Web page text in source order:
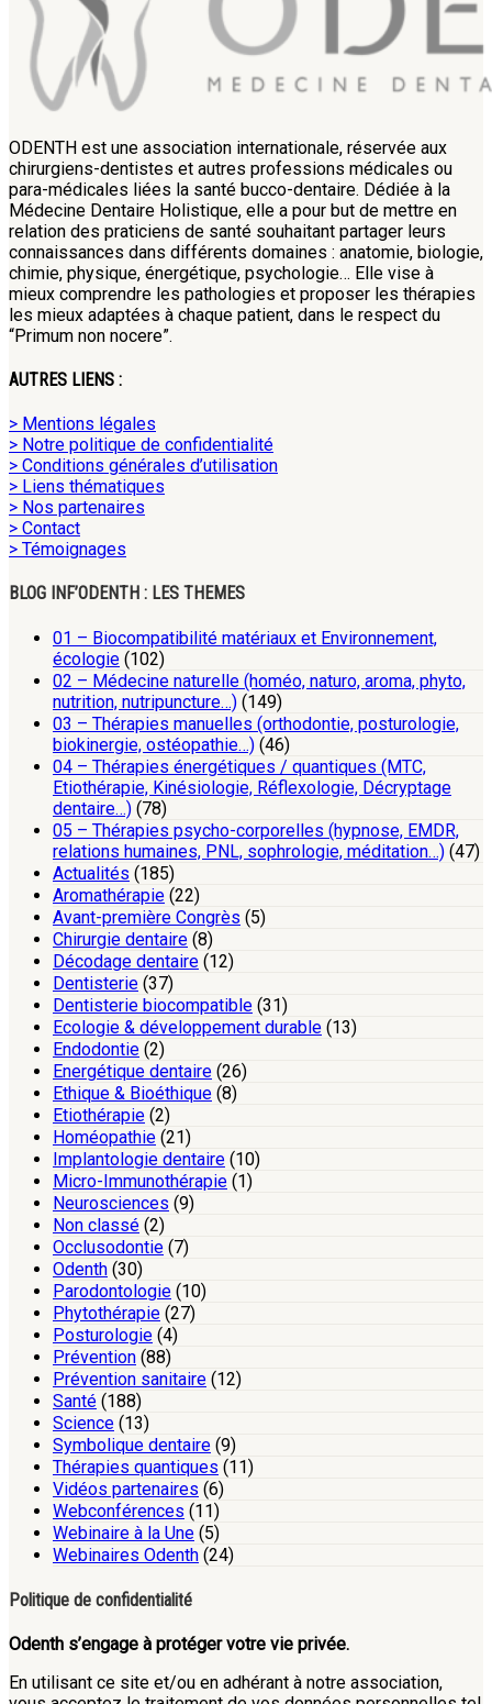
ODENTH est une association internationale, réservée aux
chirurgiens-dentistes et autres professions médicales ou
para-médicales liées la santé bucco-dentaire. Dédiée à la
Médecine Dentaire Holistique, elle a pour but de mettre en
relation des praticiens de santé souhaitant partager leurs
connaissances dans différents domaines : anatomie, biologie,
chimie, physique, énergétique, psychologie… Elle vise à
mieux comprendre les pathologies et proposer les thérapies
les mieux adaptées à chaque patient, dans le respect du
“Primum non nocere”.
AUTRES LIENS :
> Mentions légales
> Notre politique de confidentialité
> Conditions générales d’utilisation
> Liens thématiques
> Nos partenaires
> Contact
> Témoignages
BLOG INF’ODENTH : LES THEMES
01 – Biocompatibilité matériaux et Environnement,
écologie (102)
02 – Médecine naturelle (homéo, naturo, aroma, phyto,
nutrition, nutripuncture…) (149)
03 – Thérapies manuelles (orthodontie, posturologie,
biokinergie, ostéopathie…) (46)
04 – Thérapies énergétiques / quantiques (MTC,
Etiothérapie, Kinésiologie, Réflexologie, Décryptage
dentaire…) (78)
05 – Thérapies psycho-corporelles (hypnose, EMDR,
relations humaines, PNL, sophrologie, méditation…) (47)
Actualités (185)
Aromathérapie (22)
Avant-première Congrès (5)
Chirurgie dentaire (8)
Décodage dentaire (12)
Dentisterie (37)
Dentisterie biocompatible (31)
Ecologie & développement durable (13)
Endodontie (2)
Energétique dentaire (26)
Ethique & Bioéthique (8)
Etiothérapie (2)
Homéopathie (21)
Implantologie dentaire (10)
Micro-Immunothérapie (1)
Neurosciences (9)
Non classé (2)
Occlusodontie (7)
Odenth (30)
Parodontologie (10)
Phytothérapie (27)
Posturologie (4)
Prévention (88)
Prévention sanitaire (12)
Santé (188)
Science (13)
Symbolique dentaire (9)
Thérapies quantiques (11)
Vidéos partenaires (6)
Webconférences (11)
Webinaire à la Une (5)
Webinaires Odenth (24)
Politique de confidentialité
Odenth s’engage à protéger votre vie privée.
En utilisant ce site et/ou en adhérant à notre association,